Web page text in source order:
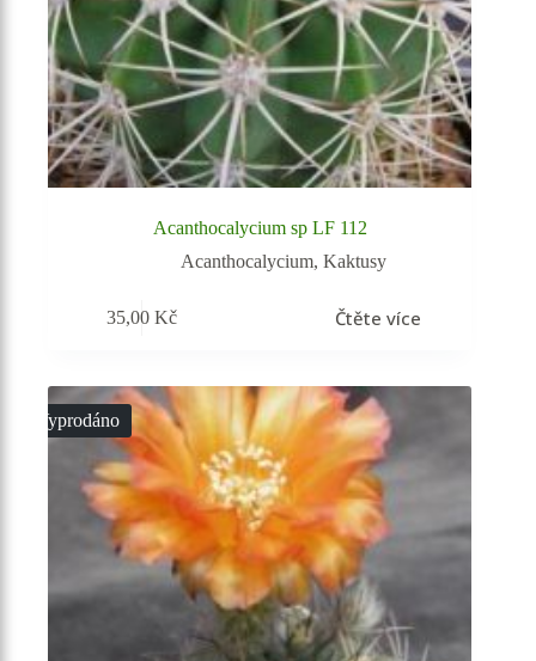
Acanthocalycium sp LF 112
Acanthocalycium,Kaktusy
35,00Kč Čtěte více
Vyprodáno